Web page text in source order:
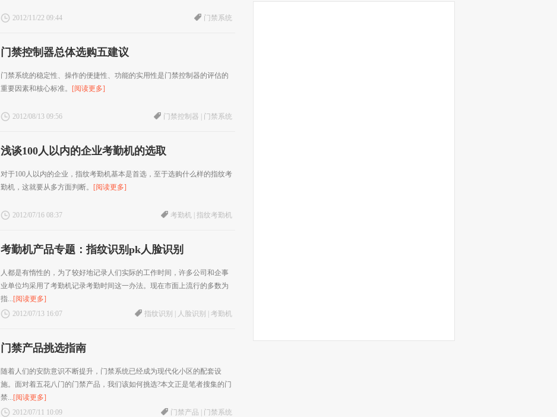
2012/11/22 09:44 门禁系统
门禁控制器总体选购五建议
门禁系统的稳定性、操作的便捷性、功能的实用性是门禁控制器的评估的
重要因素和核心标准。 [阅读更多]
2012/08/13 09:56 门禁控制器 门禁系统
浅谈100人以内的企业考勤机的选取
对于100人以内的企业，指纹考勤机基本是首选，至于选购什么样的指纹考
勤机，这就要从多方面判断。 [阅读更多]
2012/07/16 08:37 考勤机 指纹考勤机
考勤机产品专题：指纹识别pk人脸识别
人都是有惰性的，为了较好地记录人们实际的工作时间，许多公司和企事
业单位均采用了考勤机记录考勤时间这一办法。现在市面上流行的多数为
指...[阅读更多]
2012/07/13 16:07
指纹识别 人脸识别 考勤机
门禁产品挑选指南
随着人们的安防意识不断提升，门禁系统已经成为现代化小区的配套设
施。面对着五花八门的门禁产品，我们该如何挑选?本文正是笔者搜集的门
禁...[阅读更多]
2012/07/11 10:09
门禁产品 门禁系统